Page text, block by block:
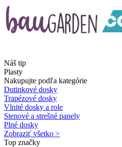
Náš tip
Plasty
Nakupujte podľa kategórie
Dutinkové dosky
Trapézové dosky
Vlnité dosky a role
Stenové a strešné panely
Plné dosky
Zobraziť všetko >
Top značky